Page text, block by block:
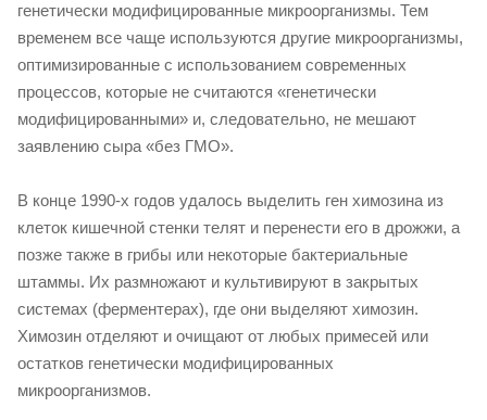
генетически модифицированные микроорганизмы. Тем
временем все чаще используются другие микроорганизмы,
оптимизированные с использованием современных
процессов, которые не считаются «генетически
модифицированными» и, следовательно, не мешают
заявлению сыра «без ГМО».
В конце 1990-х годов удалось выделить ген химозина из
клеток кишечной стенки телят и перенести его в дрожжи, а
позже также в грибы или некоторые бактериальные
штаммы. Их размножают и культивируют в закрытых
системах (ферментерах), где они выделяют химозин.
Химозин отделяют и очищают от любых примесей или
остатков генетически модифицированных
микроорганизмов.